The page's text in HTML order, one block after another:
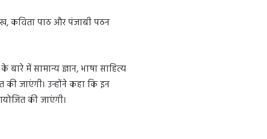
कविता पाठ और पंजाबी पठन
में सामान्य ज्ञान, भाषा साहित्य
जाएंगी। उन्होंने कहा कि इन
की जाएंगी।